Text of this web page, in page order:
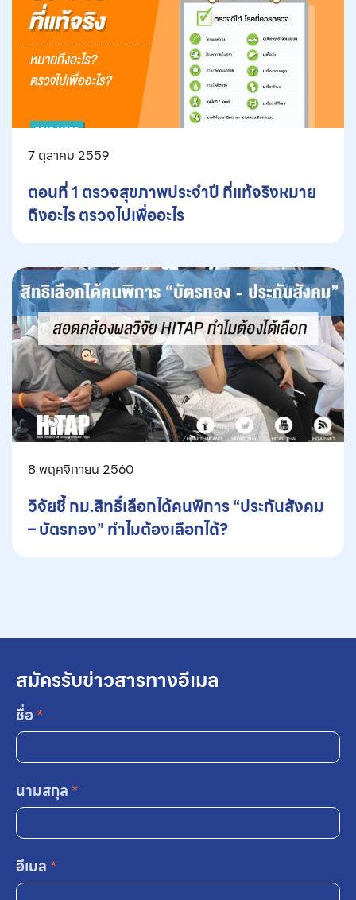
7 ตุลาคม 2559
ตอนที่ 1 ตรวจสุขภาพประจำปี ที่แท้จริงหมาย
ถึงอะไร ตรวจไปเพื่ออะไร
8 พฤศจิกายน 2560
วิจัยชี้ กม.สิทธิ์เลือกได้คนพิการ “ประกันสังคม
– บัตรทอง” ทำไมต้องเลือกได้?
สมัครรับข่าวสารทางอีเมล
ชื่อ*
นามสกุล *
อีเมล *